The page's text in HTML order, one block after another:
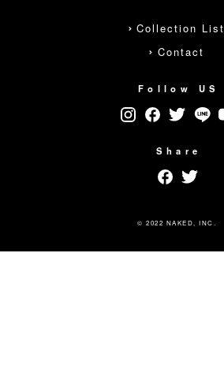
Collection List
Contact
Follow US
Share
© 2022 NAKED, INC.